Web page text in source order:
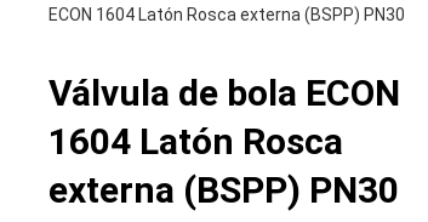
ECON 1604 Latón Rosca externa (BSPP) PN30
Válvula de bola ECON
1604 Latón Rosca
externa (BSPP) PN30